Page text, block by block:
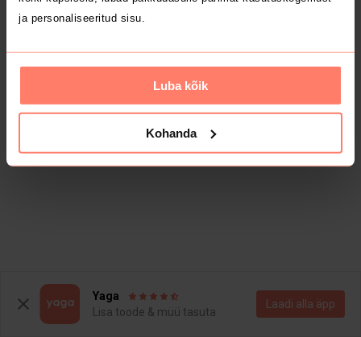
ja personaliseeritud sisu.
Luba kõik
Kohanda
Yaga
Lisa toode & müü tasuta
Laadi alla äpp